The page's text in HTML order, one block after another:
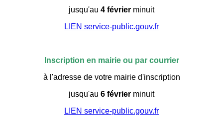
jusqu'au 4 février minuit
LIEN service-public.gouv.fr
Inscription en mairie ou par courrier
à l'adresse de votre mairie d'inscription
jusqu'au 6 février minuit
LIEN service-public.gouv.fr